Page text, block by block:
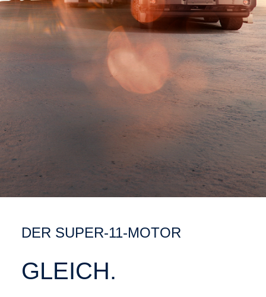
DER SUPER-11-MOTOR
GLEICH.